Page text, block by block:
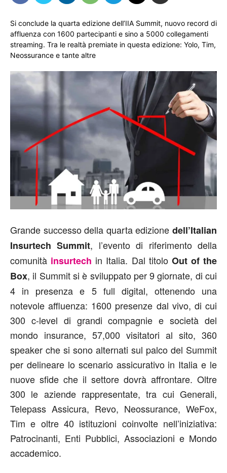
Si conclude la quarta edizione dell’IIA Summit, nuovo record di
affluenza con 1600 partecipanti e sino a 5000 collegamenti
streaming. Tra le realtà premiate in questa edizione: Yolo, Tim,
Neossurance e tante altre
Grande successo della quarta edizione dell’Italian
Insurtech Summit, l’evento di riferimento della
comunità insurtech in Italia. Dal titolo Out of the
Box, il Summit si è sviluppato per 9 giornate, di cui
4 in presenza e 5 full digital, ottenendo una
notevole affluenza: 1600 presenze dal vivo, di cui
300 c-level di grandi compagnie e società del
mondo insurance, 57,000 visitatori al sito, 360
speaker che si sono alternati sul palco del Summit
per delineare lo scenario assicurativo in Italia e le
nuove sfide che il settore dovrà affrontare. Oltre
300 le aziende rappresentate, tra cui Generali,
Telepass Assicura, Revo, Neossurance, WeFox,
Tim e oltre 40 istituzioni coinvolte nell’iniziativa:
Patrocinanti, Enti Pubblici, Associazioni e Mondo
accademico.